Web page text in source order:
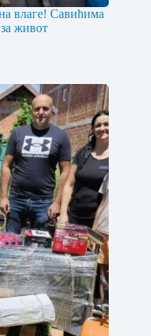
влаге! Савићима
живот